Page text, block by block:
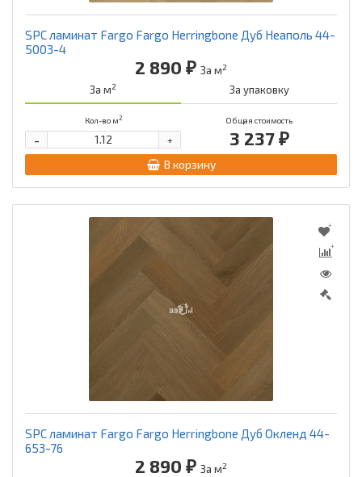
SPC ламинат Fargo Fargo Herringbone Дуб Неаполь 44-
5003-4
2 890 ₽ За м2
За м2 За упаковку
Кол-во м2 Общая стоимость
3 237 ₽
+
-
В корзину
SPC ламинат Fargo Fargo Herringbone Дуб Окленд 44-
653-76
2 890 ₽ За м2